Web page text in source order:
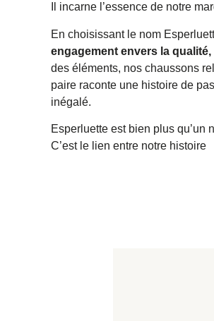
Il incarne l’essence de notre
En choisissant le nom
engagement envers la
des éléments, nos chaussons
paire raconte une histoire de
inégalé.
Esperluette est bien plus qu’un
C’est le lien entre notre histoire